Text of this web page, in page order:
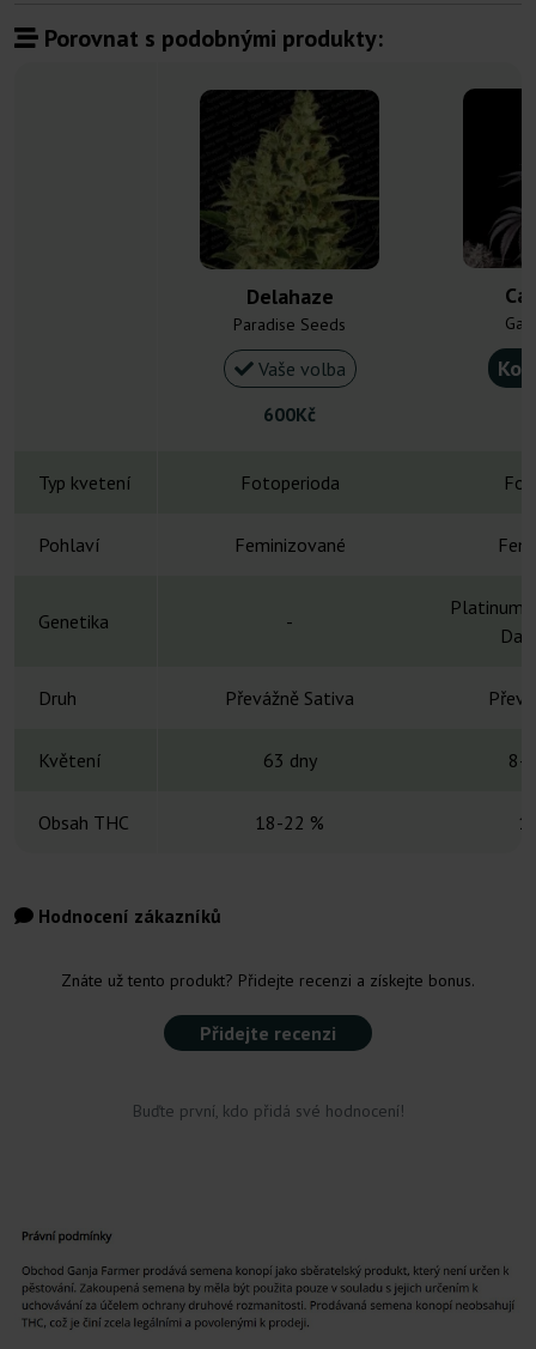
Porovnat s podobnými produkty:
Delahaze
Paradise Seeds
Vaše volba
600Kč
Typ kvetení Fotoperioda
Pohlaví Feminizované
Genetika -
Platinum
Druh Převážně Sativa
Květení 63 dny 8-
Obsah THC 18-22 %
Hodnocení zákazníků
Znáte už tento produkt? Přidejte recenzi a získejte bonus.
Přidejte recenzi
Buďte první, kdo přidá své hodnocení!